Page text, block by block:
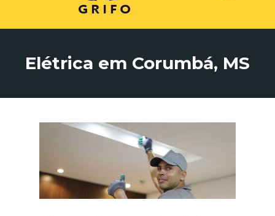
IMPERMEABILIZAÇÃO
REFORMA
Elétrica em Corumbá, MS